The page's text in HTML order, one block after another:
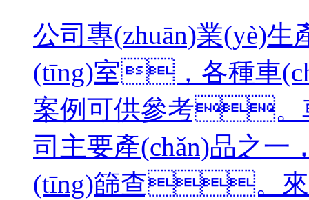
公司專(zhuān)業(yè)生
(tīng)室，各種車
案例可供參考。
司主要產(chǎn)品之一
(tīng)篩查。來